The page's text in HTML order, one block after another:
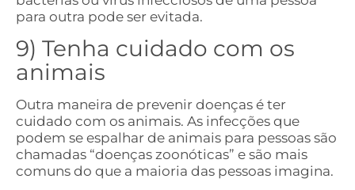
para outra pode ser evitada.
9) Tenha cuidado com os
animais
Outra maneira de prevenir doenças é ter
cuidado com os animais. As infecções que
podem se espalhar de animais para pessoas são
chamadas “doenças zoonóticas” e são mais
comuns do que a maioria das pessoas imagina.